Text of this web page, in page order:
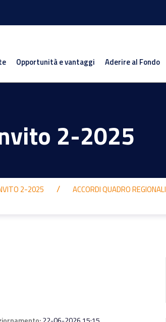
Opportunità e vantaggi Aderire al Fondo
2-2025
2-2025
ACCORDI QUADRO REGIONALI